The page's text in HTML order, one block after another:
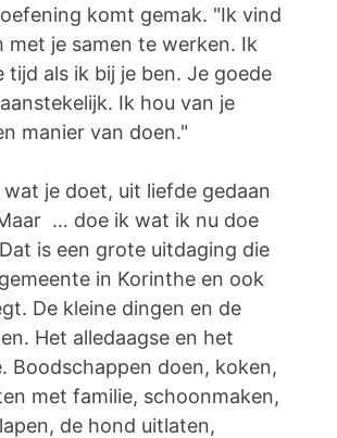
komt gemak. "Ik vind
met je samen te werken. Ik
tijd als ik bij je ben. Je goede
Ik hou van je
manier van doen."
wat je doet, uit liefde gedaan
… doe ik wat ik nu doe
is een grote uitdaging die
in Korinthe en ook
De kleine dingen en de
Het alledaagse en het
Boodschappen doen, koken,
met familie, schoonmaken,
de hond uitlaten,